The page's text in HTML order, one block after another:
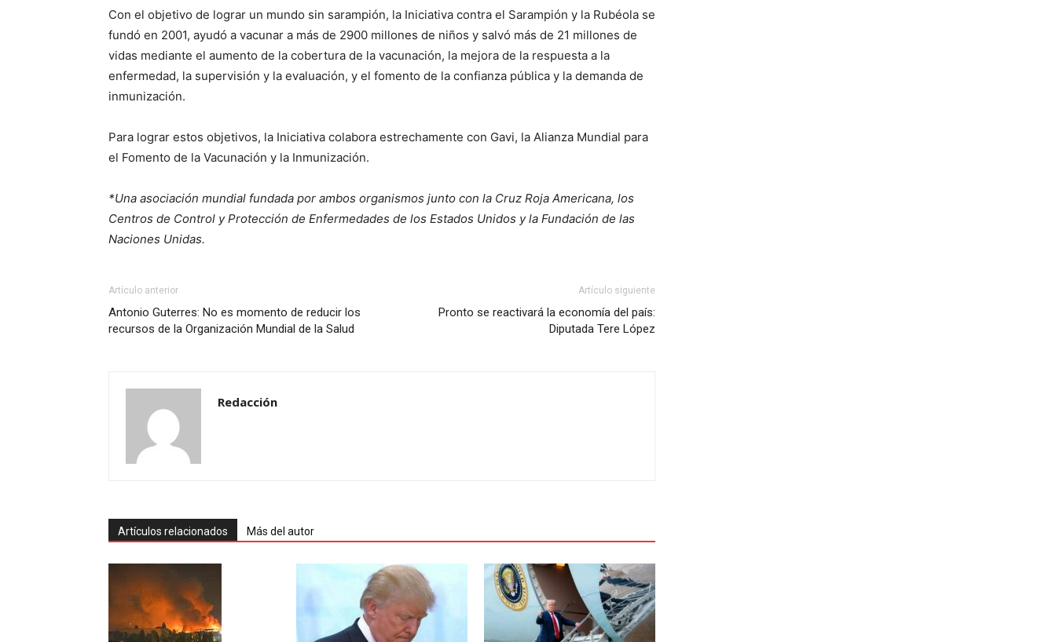
Con el objetivo de lograr un mundo sin sarampión, la Iniciativa contra el Sarampión y la Rubéola se
fundó en 2001, ayudó a vacunar a más de 2900 millones de niños y salvó más de 21 millones de
vidas mediante el aumento de la cobertura de la vacunación, la mejora de la respuesta a la
enfermedad, la supervisión y la evaluación, y el fomento de la confianza pública y la demanda de
inmunización.
Para lograr estos objetivos, la Iniciativa colabora estrechamente con Gavi, la Alianza Mundial para
el Fomento de la Vacunación y la Inmunización.
*Una asociación mundial fundada por ambos organismos junto con la Cruz Roja Americana, los
Centros de Control y Protección de Enfermedades de los Estados Unidos y la Fundación de las
Naciones Unidas.
Artículo anterior
Antonio Guterres: No es momento de reducir los
recursos de la Organización Mundial de la Salud
Artículo siguiente
Pronto se reactivará la economía del país:
Diputada Tere López
Redacción
Artículos relacionados Más del autor